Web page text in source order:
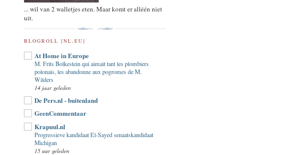
... wil van 2 walletjes eten. Maar komt er alléén niet
uit.
BLOGROLL [NL,EU]
At Home in Europe
M. Frits Bolkestein qui aimait tant les plombiers
polonais, les abandonne aux pogromes de M.
Wilders
14 jaar geleden
De Pers.nl - buitenland
GeenCommentaar
Krapuul.nl
Progressieve kandidaat El-Sayed senaatskandidaat
Michigan
15 uur geleden